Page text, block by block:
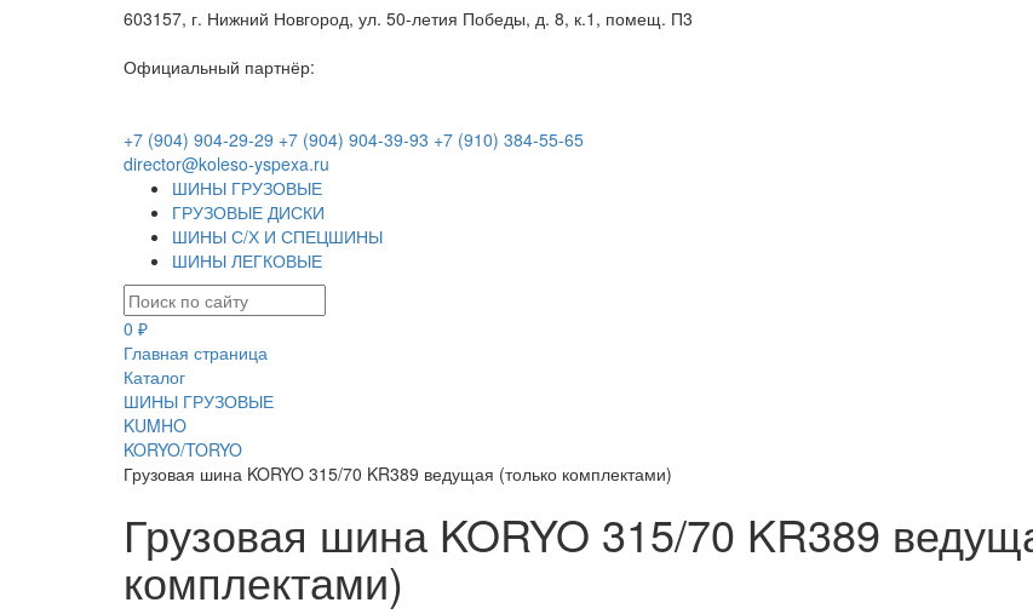
603157, г. Нижний Новгород, ул. 50-летия Победы, д. 8, к.1, помещ. П3
Официальный партнёр:
+7 (904) 904-29-29 +7 (904) 904-39-93 +7 (910) 384-55-65
director@koleso-yspexa.ru
ШИНЫ ГРУЗОВЫЕ
ГРУЗОВЫЕ ДИСКИ
ШИНЫ С/Х И СПЕЦШИНЫ
ШИНЫ ЛЕГКОВЫЕ
0 ₽
Главная страница
Каталог
ШИНЫ ГРУЗОВЫЕ
KUMHO
KORYO/TORYO
Грузовая шина KORYO 315/70 KR389 ведущая (только комплектами)
Грузовая шина KORYO 315/70 KR389
комплектами)